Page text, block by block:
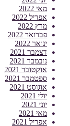
מאי 2022
אפריל 2022
מרץ 2022
פברואר 2022
ינואר 2022
דצמבר 2021
נובמבר 2021
אוקטובר 2021
ספטמבר 2021
אוגוסט 2021
יולי 2021
יוני 2021
מאי 2021
אפריל 2021